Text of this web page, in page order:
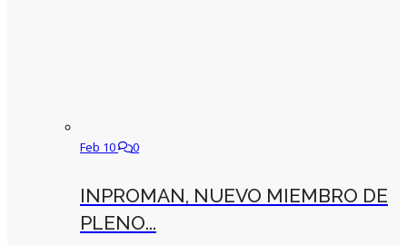
Feb 10 0
INPROMAN, NUEVO MIEMBRO DE
PLENO...